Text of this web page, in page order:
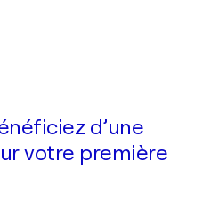
d’une
votre première